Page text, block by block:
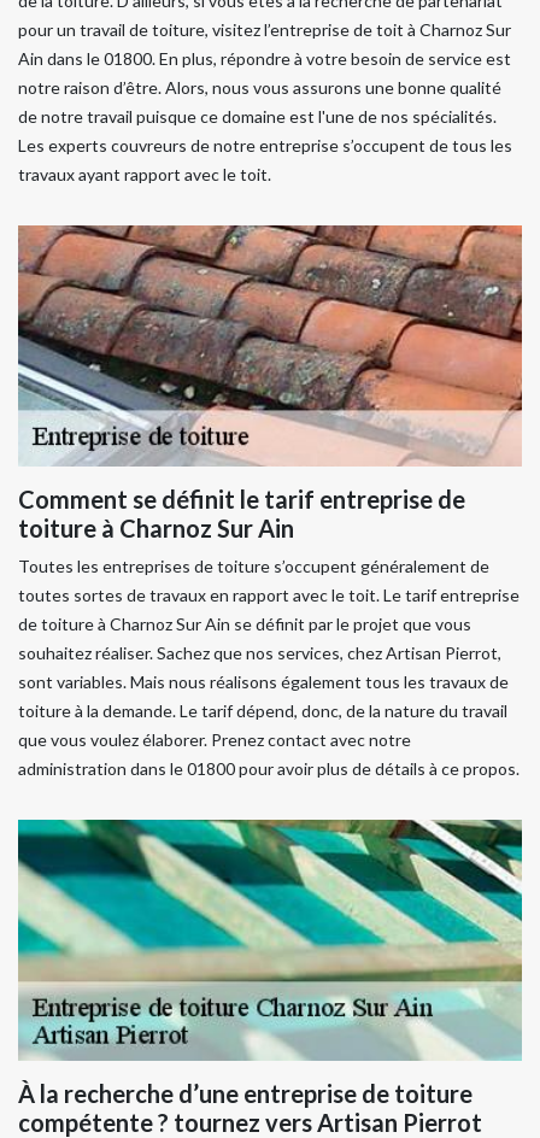
pour un travail de toiture, visitez l’entreprise de toit à Charnoz Sur
Ain dans le 01800. En plus, répondre à votre besoin de service est
notre raison d’être. Alors, nous vous assurons une bonne qualité
de notre travail puisque ce domaine est l'une de nos spécialités.
Les experts couvreurs de notre entreprise s’occupent de tous les
travaux ayant rapport avec le toit.
Comment se définit le tarif entreprise de
toiture à Charnoz Sur Ain
Toutes les entreprises de toiture s’occupent généralement de
toutes sortes de travaux en rapport avec le toit. Le tarif entreprise
de toiture à Charnoz Sur Ain se définit par le projet que vous
souhaitez réaliser. Sachez que nos services, chez Artisan Pierrot,
sont variables. Mais nous réalisons également tous les travaux de
toiture à la demande. Le tarif dépend, donc, de la nature du travail
que vous voulez élaborer. Prenez contact avec notre
administration dans le 01800 pour avoir plus de détails à ce propos.
À la recherche d’une entreprise de toiture
compétente ? tournez vers Artisan Pierrot